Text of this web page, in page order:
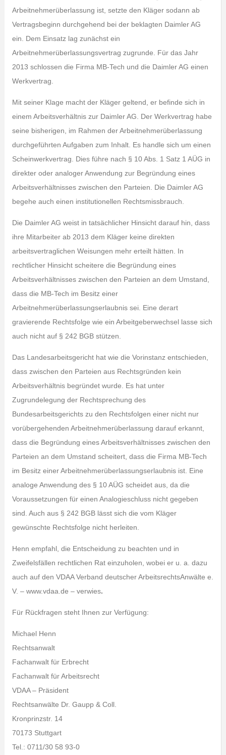
Arbeitnehmerüberlassung ist, setzte den Kläger sodann ab
Vertragsbeginn durchgehend bei der beklagten Daimler AG
ein. Dem Einsatz lag zunächst ein
Arbeitnehmerüberlassungsvertrag zugrunde. Für das Jahr
2013 schlossen die Firma MB-Tech und die Daimler AG einen
Werkvertrag.
Mit seiner Klage macht der Kläger geltend, er befinde sich in
einem Arbeitsverhältnis zur Daimler AG. Der Werkvertrag habe
seine bisherigen, im Rahmen der Arbeitnehmerüberlassung
durchgeführten Aufgaben zum Inhalt. Es handle sich um einen
Scheinwerkvertrag. Dies führe nach § 10 Abs. 1 Satz 1 AÜG in
direkter oder analoger Anwendung zur Begründung eines
Arbeitsverhältnisses zwischen den Parteien. Die Daimler AG
begehe auch einen institutionellen Rechtsmissbrauch.
Die Daimler AG weist in tatsächlicher Hinsicht darauf hin, dass
ihre Mitarbeiter ab 2013 dem Kläger keine direkten
arbeitsvertraglichen Weisungen mehr erteilt hätten. In
rechtlicher Hinsicht scheitere die Begründung eines
Arbeitsverhältnisses zwischen den Parteien an dem Umstand,
dass die MB-Tech im Besitz einer
Arbeitnehmerüberlassungserlaubnis sei. Eine derart
gravierende Rechtsfolge wie ein Arbeitgeberwechsel lasse sich
auch nicht auf § 242 BGB stützen.
Das Landesarbeitsgericht hat wie die Vorinstanz entschieden,
dass zwischen den Parteien aus Rechtsgründen kein
Arbeitsverhältnis begründet wurde. Es hat unter
Zugrundelegung der Rechtsprechung des
Bundesarbeitsgerichts zu den Rechtsfolgen einer nicht nur
vorübergehenden Arbeitnehmerüberlassung darauf erkannt,
dass die Begründung eines Arbeitsverhältnisses zwischen den
Parteien an dem Umstand scheitert, dass die Firma MB-Tech
im Besitz einer Arbeitnehmerüberlassungserlaubnis ist. Eine
analoge Anwendung des § 10 AÜG scheidet aus, da die
Voraussetzungen für einen Analogieschluss nicht gegeben
sind. Auch aus § 242 BGB lässt sich die vom Kläger
gewünschte Rechtsfolge nicht herleiten.
Henn empfahl, die Entscheidung zu beachten und in
Zweifelsfällen rechtlichen Rat einzuholen, wobei er u. a. dazu
auch auf den VDAA Verband deutscher ArbeitsrechtsAnwälte e.
V. – www.vdaa.de – verwies.
Für Rückfragen steht Ihnen zur Verfügung:
Michael Henn
Rechtsanwalt
Fachanwalt für Erbrecht
Fachanwalt für Arbeitsrecht
VDAA – Präsident
Rechtsanwälte Dr. Gaupp & Coll.
Kronprinzstr. 14
70173 Stuttgart
Tel.: 0711/30 58 93-0